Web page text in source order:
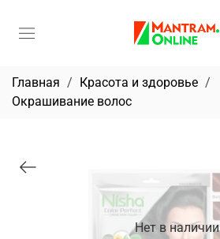
Главная Красота и здоровье
Окрашивание волос
Нет в наличии